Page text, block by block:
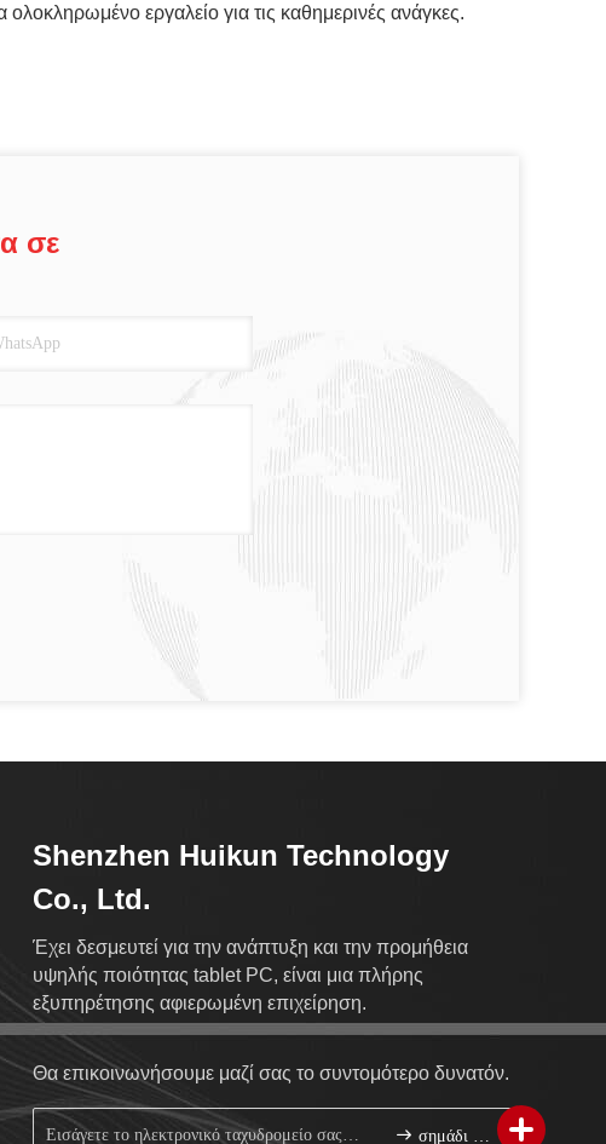
εργαλείο για τις καθημερινές ανάγκες.
σε
Shenzhen Huikun Technology
Co., Ltd.
Έχει δεσμευτεί για την ανάπτυξη και την προμήθεια
υψηλής ποιότητας tablet PC, είναι μια πλήρης
εξυπηρέτησης αφιερωμένη επιχείρηση.
Θα επικοινωνήσουμε μαζί σας το συντομότερο δυνατόν.
σημάδι επάνω